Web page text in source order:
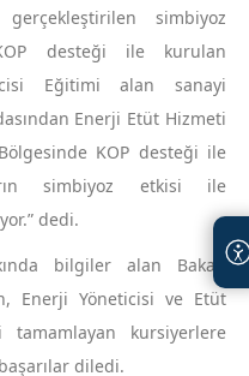
simbiyoz
desteği ile kurulan
Eğitimi alan sanayi
Enerji Etüt Hizmeti
KOP desteği ile
simbiyoz etkisi ile
dedi.
bilgiler alan Bakan
Enerji Yöneticisi ve Etüt
kursiyerlere
diledi.